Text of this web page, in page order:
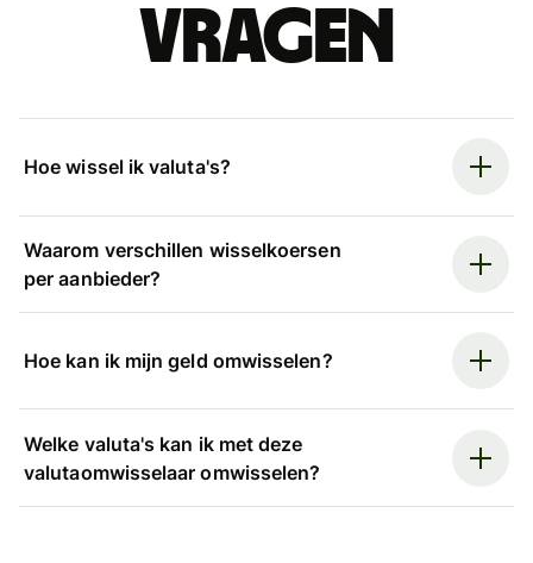
vragen
Hoe wissel ik valuta's?
Waarom verschillen wisselkoersen
per aanbieder?
Hoe kan ik mijn geld omwisselen?
Welke valuta's kan ik met deze
valutaomwisselaar omwisselen?